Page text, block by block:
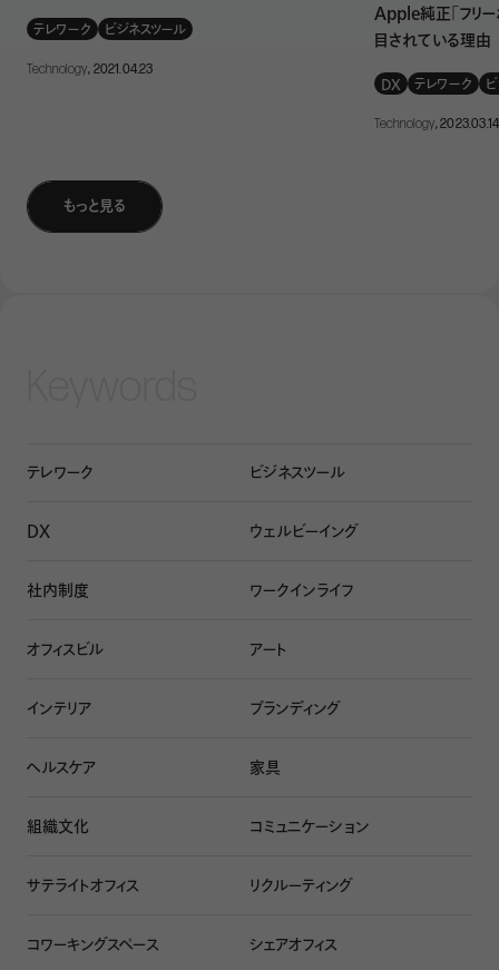
「暗黙的なことも多い組織文化をメンバーが解釈するため
の手掛かりとして、目に見えるオフィス環境が機能すること
もあります」と正木氏は指摘する。たとえば、新入社員が個
室ブースを多く備えているオフィスを見たときに、個人が集中
像する可能性がある。また、重々しい扉で仕切られた社長室
からは、権力格差の大きさを読み取る社員もいるだろう。
しかしその一方で、「働く場所が社員任せになったというこ
る。後者のように受け取られることは、ABW環境を設計した
側の本意ではないだろう。
「暗黙の文化を解釈する手掛かりになるからこそ、ワークプ
とが大切です」と正木氏は強調する。
「人工物・価値観・当たり前」の間に一貫性を
目に見えない価値観とリアルなオフィスとの関係について考
ベル」と呼ばれる理論*³
を紹介してくれた。この理論では、
定（レベル3）の3つに分けて説明している。
もっと見る
テレワーク ビジネスツール
Technology, 2021.04.23
Apple純正「フリー
目されている理由
DX テレワーク
Technology, 2023.03.14
テレワーク ビジネスツール
DX ウェルビーイング
社内制度 ワークインライフ
オフィスビル アート
インテリア ブランディング
ヘルスケア 家具
組織文化 コミュニケーション
サテライトオフィス リクルーティング
コワーキングスペース シェアオフィス